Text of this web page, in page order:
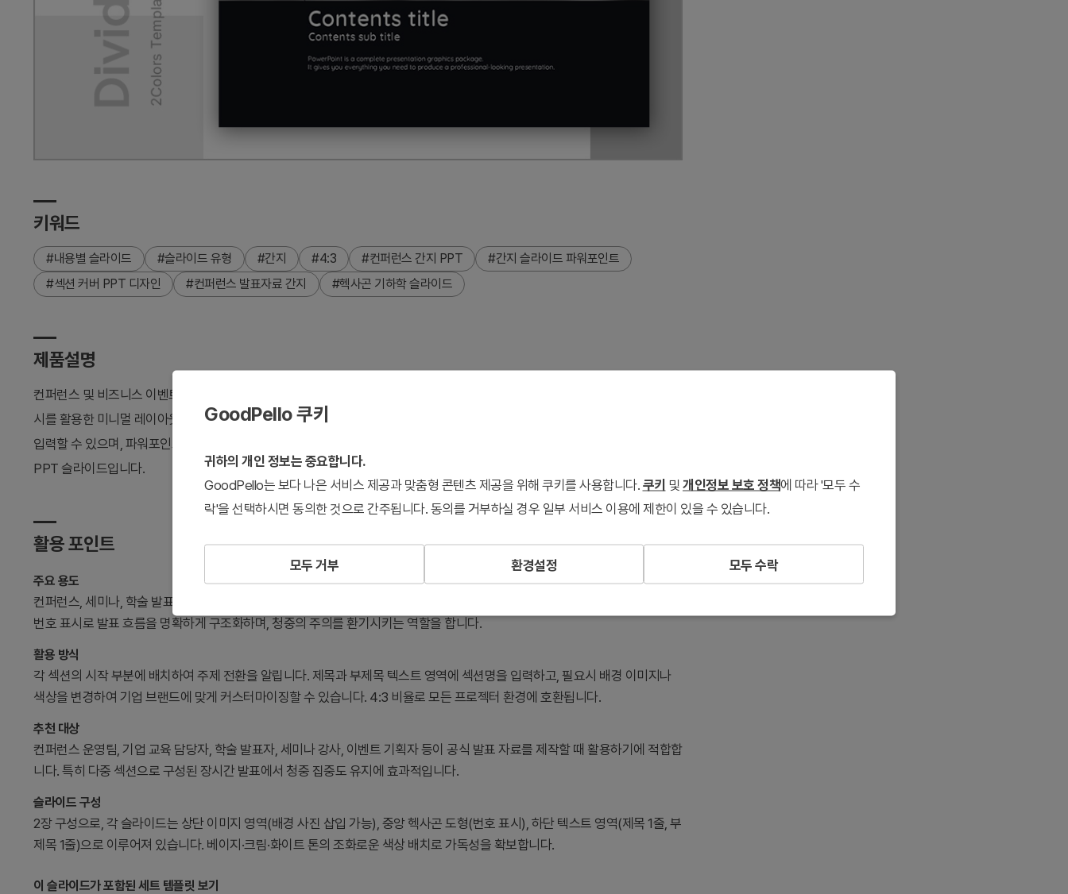
키워드
#내용별 슬라이드 #슬라이드 유형 #간지 #4:3 #컨퍼런스 간지 PPT
#간지 슬라이드 파워포인트
#섹션 커버 PPT 디자인
#컨퍼런스 발표자료 간지 #헥사곤 기하학 슬라이드
제품설명
컨퍼런스 및 비즈니스 이벤트의 섹션 시작을 알리는 간지 슬라이드입니다. 베이지·크림색 배경에 기하학적 헥사곤 도형과 번호 표
시를 활용한 미니멀 레이아웃으로, 전문성과 신뢰감을 동시에 전달합니다. 4:3 비율 2장 구성으로 다양한 섹션 제목과 부제목을
입력할 수 있으며, 파워포인트에서 즉시 편집 가능합니다. 컨퍼런스 발표, 기업 세미나, 학술 발표 등 공식 행사 자료에 적합한
PPT 슬라이드입니다.
활용 포인트
주요 용도
컨퍼런스, 세미나, 학술 발표 등 공식 행사에서 섹션 전환 시 시각적 구분을 제공하는 간지 슬라이드입니다. 헥사곤 기하학 도형과
번호 표시로 발표 흐름을 명확하게 구조화하며, 청중의 주의를 환기시키는 역할을 합니다.
활용 방식
각 섹션의 시작 부분에 배치하여 주제 전환을 알립니다. 제목과 부제목 텍스트 영역에 섹션명을 입력하고, 필요시 배경 이미지나
색상을 변경하여 기업 브랜드에 맞게 커스터마이징할 수 있습니다. 4:3 비율로 모든 프로젝터 환경에 호환됩니다.
추천 대상
컨퍼런스 운영팀, 기업 교육 담당자, 학술 발표자, 세미나 강사, 이벤트 기획자 등이 공식 발표 자료를 제작할 때 활용하기에 적합합
니다. 특히 다중 섹션으로 구성된 장시간 발표에서 청중 집중도 유지에 효과적입니다.
슬라이드 구성
2장 구성으로, 각 슬라이드는 상단 이미지 영역(배경 사진 삽입 가능), 중앙 헥사곤 도형(번호 표시), 하단 텍스트 영역(제목 1줄, 부
제목 1줄)으로 이루어져 있습니다. 베이지·크림·화이트 톤의 조화로운 색상 배치로 가독성을 확보합니다.
이 슬라이드가 포함된 세트 템플릿 보기
GoodPello 쿠키
귀하의 개인 정보는 중요합니다.
GoodPello는 보다 나은 서비스 제공과 맞춤형 콘텐츠 제공을 위해 쿠키를 사용합니다. 쿠키 및 개인정보 보호 정책에 따라 '모두 수
락'을 선택하시면 동의한 것으로 간주됩니다. 동의를 거부하실 경우 일부 서비스 이용에 제한이 있을 수 있습니다.
모두 거부 환경설정 모두 수락